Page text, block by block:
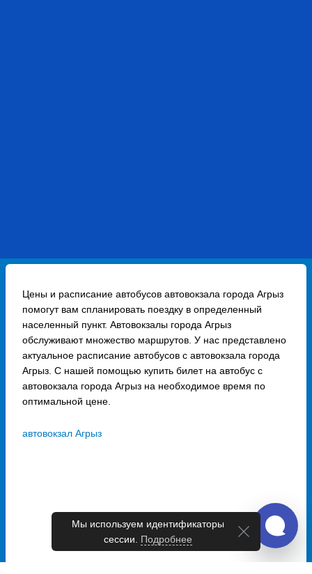
Цены и расписание автобусов автовокзала города Агрыз
помогут вам спланировать поездку в определенный
населенный пункт. Автовокзалы города Агрыз
обслуживают множество маршрутов. У нас представлено
актуальное расписание автобусов с автовокзала города
Агрыз. С нашей помощью купить билет на автобус с
автовокзала города Агрыз на необходимое время по
оптимальной цене.
автовокзал Агрыз
Мы используем идентификаторы
сессии. Подробнее